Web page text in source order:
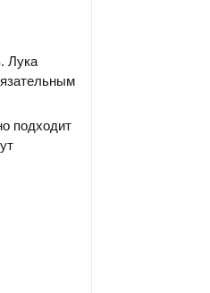
Лука
подходит